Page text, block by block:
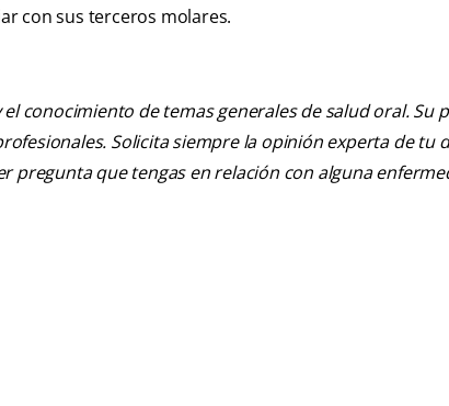
con sus terceros molares.
conocimiento de temas generales de salud oral. Su
Solicita siempre la opinión experta de tu
pregunta que tengas en relación con alguna